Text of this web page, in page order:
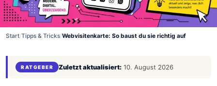
Start/Tipps & Tricks/Webvisitenkarte: So baust du sie richtig auf
RATGEBER Zuletzt aktualisiert: 10. August 2026